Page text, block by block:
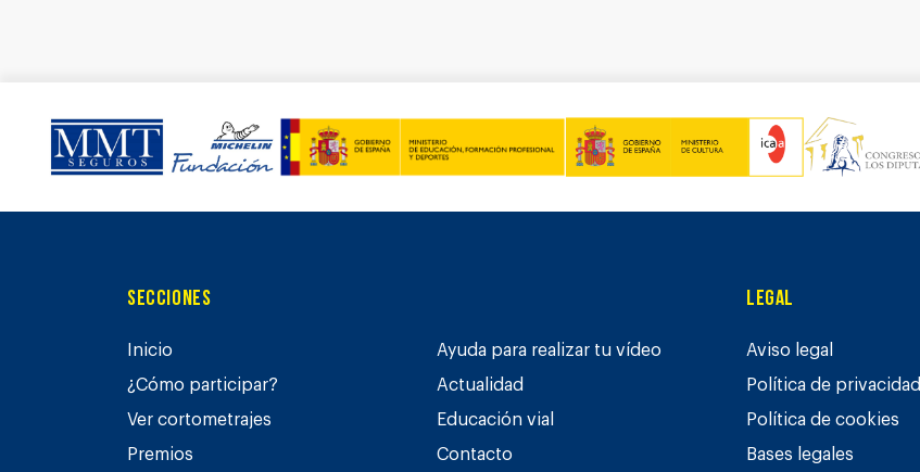
Secciones
Inicio
¿Cómo participar?
Ver cortometrajes
Premios
Ayuda para realizar tu vídeo
Actualidad
Educación vial
Contacto
Legal
Aviso legal
Política de privacidad
Política de cookies
Bases legales